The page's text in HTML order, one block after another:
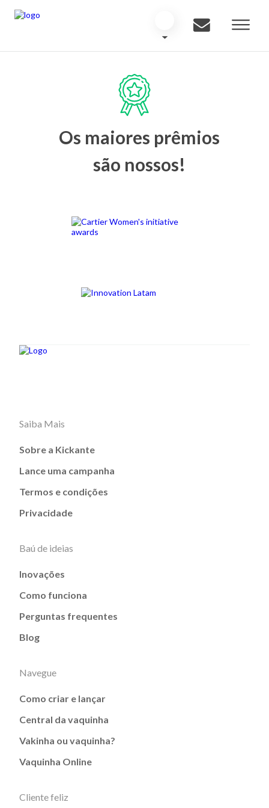
Os maiores prêmios
são nossos!
Saiba Mais
Sobre a Kickante
Lance uma campanha
Termos e condições
Privacidade
Baú de ideias
Inovações
Como funciona
Perguntas frequentes
Blog
Navegue
Como criar e lançar
Central da vaquinha
Vakinha ou vaquinha?
Vaquinha Online
Cliente feliz